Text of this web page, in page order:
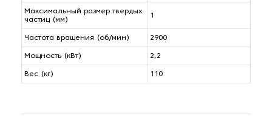
Максимальный размер твердых
частиц (мм)
1
Частота вращения (об/мин) 2900
Мощность (кВт) 2,2
Вес (кг) 110